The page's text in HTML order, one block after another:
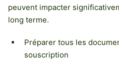
peuvent impacter
long terme.
Préparer tous les
souscription